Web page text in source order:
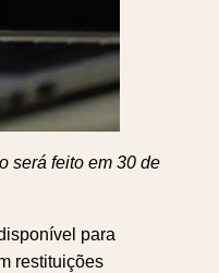
será feito em 30 de
para
restituições